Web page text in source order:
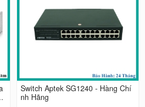
Switch Aptek SG1240 - Hàng Chí
nh Hãng